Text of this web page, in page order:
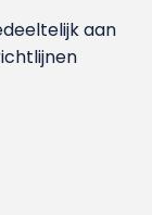
aan